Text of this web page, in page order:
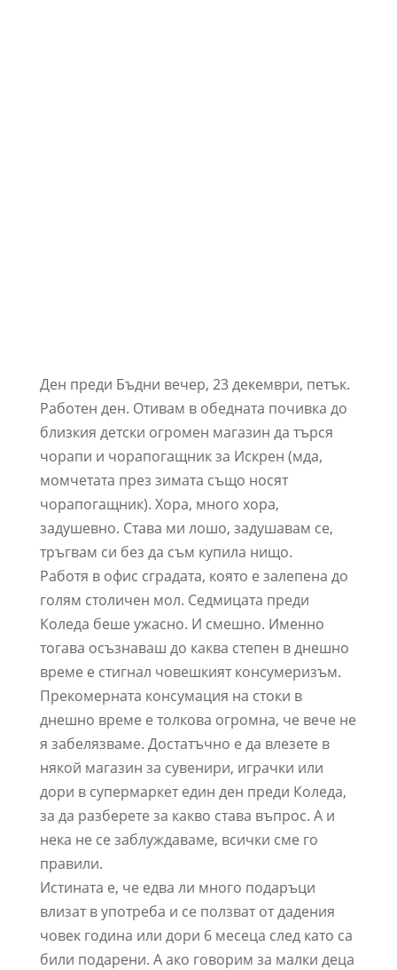
Ден преди Бъдни вечер, 23 декември, петък.
Работен ден. Отивам в обедната почивка до
близкия детски огромен магазин да търся
чорапи и чорапогащник за Искрен (мда,
момчетата през зимата също носят
чорапогащник). Хора, много хора,
задушевно. Става ми лошо, задушавам се,
тръгвам си без да съм купила нищо.
Работя в офис сградата, която е залепена до
голям столичен мол. Седмицата преди
Коледа беше ужасно. И смешно. Именно
тогава осъзнаваш до каква степен в днешно
време е стигнал човешкият консумеризъм.
Прекомерната консумация на стоки в
днешно време е толкова огромна, че вече не
я забелязваме. Достатъчно е да влезете в
някой магазин за сувенири, играчки или
дори в супермаркет един ден преди Коледа,
за да разберете за какво става въпрос. А и
нека не се заблуждаваме, всички сме го
правили.
Истината е, че едва ли много подаръци
влизат в употреба и се ползват от дадения
човек година или дори 6 месеца след като са
били подарени. А ако говорим за малки деца